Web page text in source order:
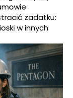
zadatku:
w innych